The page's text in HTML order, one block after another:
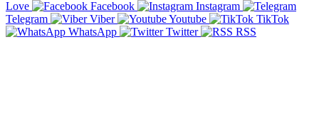
Love
Facebook
Instagram
Telegram
Viber Youtube
TikTok
WhatsApp
Twitter RSS